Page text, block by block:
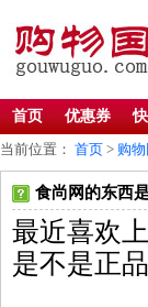
首页 优惠券
当前位置： 首页 > 购
食尚网的东西
最近喜欢
是不是正